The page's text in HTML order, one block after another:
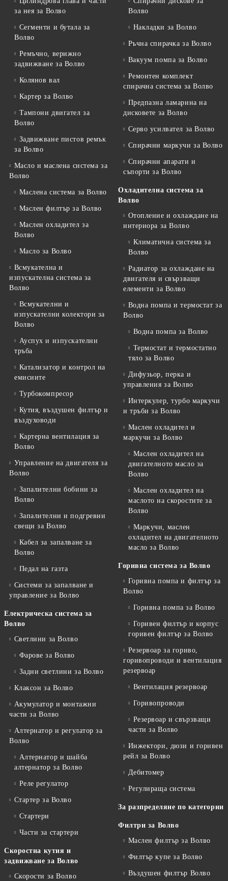
за нея за Волво
Сегменти и бутала за
Волво
Ремъчно, верижно
задвижване за Волво
Колянов вал
Картер за Волво
Тампони двигател за
Волво
Задвижване пистов ремък
за Волво
Масло и маслена система за
Волво
Маслена система за Волво
Маслен филтър за Волво
Маслен охладител за
Волво
Масло за Волво
Всмукателна и
изпускателна система за
Волво
Всмукателни и
изпускателни колектори за
Волво
Ауспух и изпускателни
тръба
Катализатор и контрол на
емисиите
Турбокомпресор
Кутия, въздушен филтър и
въздуховоди
Картерна вентилация за
Волво
Управление на двигателя за
Волво
Запалителни бобини за
Волво
Запалителни и подгревни
свещи за Волво
Кабел за запалване за
Волво
Педал на газта
Системи за запалване и
управление за Волво
Електрическа система за
Волво
Светлини за Волво
Фарове за Волво
Задни светлини за Волво
Клаксон за Волво
Акумулатор и монтажни
части за Волво
Алтернатор и регулатор за
Волво
Алтернатор и шайба
алтернатор за Волво
Реле регулатор
Стартер за Волво
Стартери
Части за стартери
Скоростна кутия и
задвижване за Волво
Скорости за Волво
Волво
Накладки за Волво
Ръчна спирачка за Волво
Вакуум помпа за Волво
Ремонтен комплект
спирачна система за Волво
Предпазна ламарина на
дисковете за Волво
Серво усилвател за Волво
Спирачни маркучи за Волво
Спирачни апарати и
съпорти за Волво
Охладителна система за
Волво
Отопление и охлаждане на
интериора за Волво
Климатична система за
Волво
Радиатор за охлаждане на
двигателя и свързващи
елементи за Волво
Водна помпа и термостат за
Волво
Водна помпа за Волво
Термостат и термостатно
тяло за Волво
Дифузьор, перка и
управления за Волво
Интеркулер, турбо маркучи
и тръби за Волво
Маслен охладител и
маркучи за Волво
Маслен охладител на
двигателното масло за
Волво
Маслен охладител на
маслото на скоростите за
Волво
Маркучи, маслен
охладител на двигателното
масло за Волво
Горивна система за Волво
Горивна помпа и филтър за
Волво
Горивна помпа за Волво
Горивен филтър и корпус
горивен филтър за Волво
Резервоар за гориво,
горивопроводи и вентилация
резервоар
Вентилация резервоар
Горивопроводи
Резервоар и свързващи
части за Волво
Инжектори, дюзи и горивен
рейл за Волво
Дебитомер
Регулираща система
За разпределяне по категории
Филтри за Волво
Маслен филтър за Волво
Филтър купе за Волво
Въздушен филтър Волво